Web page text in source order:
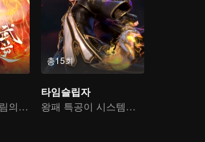
무용지물에서 무림의 고수로
총15회
타임슬립자
왕패 특공이 시스템을 넘어 구황을 누빈다